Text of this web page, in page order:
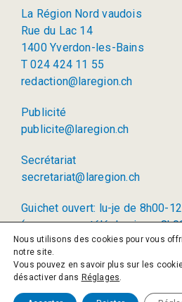
La Région Nord vaudois
Rue du Lac 14
1400 Yverdon-les-Bains
T 024 424 11 55
redaction@laregion.ch
Publicité
publicite@laregion.ch
Secrétariat
secretariat@laregion.ch
Guichet ouvert: lu-je de 8h00-
(permanence téléphonique:
17h00)
© 2026 La Région SA
Nous utilisons des cookies pour vous
notre site.
Vous pouvez en savoir plus sur les
désactiver dans Réglages.